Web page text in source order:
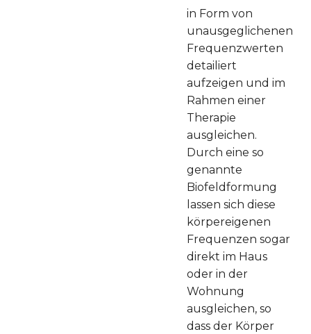
in Form von
unausgeglichenen
Frequenzwerten
detailiert
aufzeigen und im
Rahmen einer
Therapie
ausgleichen.
Durch eine so
genannte
Biofeldformung
lassen sich diese
körpereigenen
Frequenzen sogar
direkt im Haus
oder in der
Wohnung
ausgleichen, so
dass der Körper